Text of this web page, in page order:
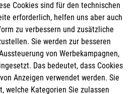
Cookies sind für den technischen
erforderlich, helfen uns aber auch
zu verbessern und zusätzliche
Sie werden zur besseren
von Werbekampagnen,
Das bedeutet, dass Cookies
Anzeigen verwendet werden. Sie
welche Kategorien Sie zulassen